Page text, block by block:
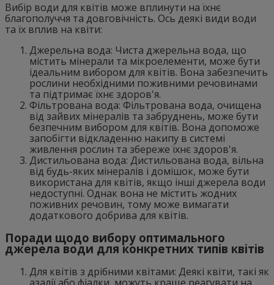
Вибір води для квітів може вплинути на їхнє
благополуччя та довговічність. Ось деякі види води
та їх вплив на квіти:
Джерельна вода: Чиста джерельна вода, що
містить мінерали та мікроелементи, може бути
ідеальним вибором для квітів. Вона забезпечить
рослини необхідними поживними речовинами
та підтримає їхнє здоров'я.
Фільтрована вода: Фільтрована вода, очищена
від зайвих мінералів та забруднень, може бути
безпечним вибором для квітів. Вона допоможе
запобігти відкладенню накипу в системі
живлення рослин та збереже їхнє здоров'я.
Дистильована вода: Дистильована вода, вільна
від будь-яких мінералів і домішок, може бути
використана для квітів, якщо інші джерела води
недоступні. Однак вона не містить жодних
поживних речовин, тому може вимагати
додаткового добрива для квітів.
Поради щодо вибору оптимального
джерела води для конкретних типів квітів
Для квітів з дрібними квітами: Деякі квіти, такі як